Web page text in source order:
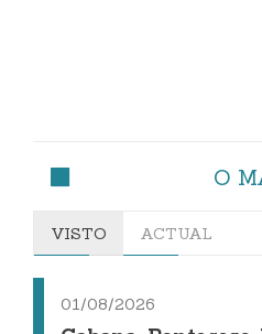
O
VISTO ACTUAL
01/08/2026